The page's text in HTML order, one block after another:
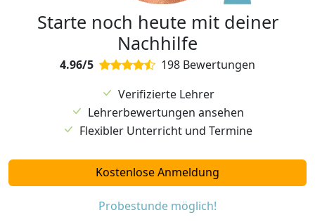
Starte noch heute mit deiner
Nachhilfe
4.96/5
198 Bewertungen
Verifizierte Lehrer
Lehrerbewertungen ansehen
Flexibler Unterricht und Termine
Kostenlose Anmeldung
Probestunde möglich!